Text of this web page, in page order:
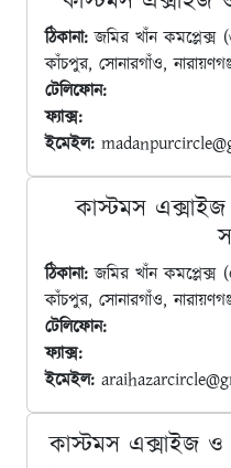
ঠিকানা: জমির খাঁন কমপ্লেক্স
কাঁচপুর, সোনারগাঁও,
টেলিফোন:
ফ্যাক্স:
ইমেইল:
কাস্টমস
ঠিকানা: জমির খাঁন কমপ্লেক্স
কাঁচপুর, সোনারগাঁও,
টেলিফোন:
ফ্যাক্স:
ইমেইল:
কাস্টমস এক্সাইজ ও